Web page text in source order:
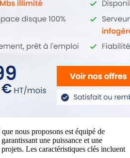
nous proposons est équipé de
garantissant une puissance et une
Les caractéristiques clés incluent